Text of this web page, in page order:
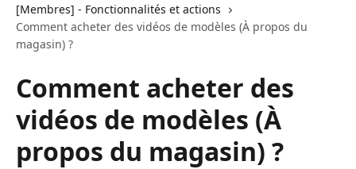
[Membres] - Fonctionnalités et actions
Comment acheter des vidéos de modèles (À propos du
magasin) ?
Comment acheter des
vidéos de modèles (À
propos du magasin) ?